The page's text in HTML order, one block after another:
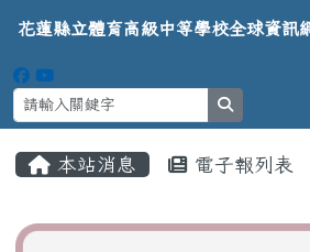
花蓮縣立體育高級中
導覽列
花蓮縣立體育高級中等學校全球資訊
本站消息 電子報列表